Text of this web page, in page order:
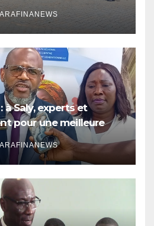
à Saly, experts et
pour une meilleure
l’économie des soins